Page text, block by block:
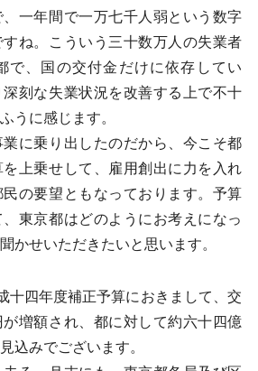
一年間で一万七千人弱という数字
ね。こういう三十数万人の失業者
で、国の交付金だけに依存してい
刻な失業状況を改善する上で不十
うに感じます。
に乗り出したのだから、今こそ都
上乗せして、雇用創出に力を入れ
の要望ともなっております。予算
東京都はどのようにお考えになっ
かせいただきたいと思います。
四年度補正予算におきまして、交
増額され、都に対して約六十四億
込みでございます。